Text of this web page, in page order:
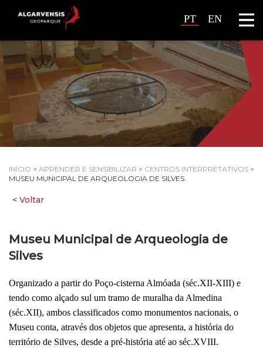
PT EN
INÍCIO > APRENDER E SENSIBILIZAR > CENTROS INTERPRETATIVOS >
MUSEU MUNICIPAL DE ARQUEOLOGIA DE SILVES
Museu Municipal de Arqueologia de
Silves
Organizado a partir do Poço-cisterna Almóada (séc.XII-XIII) e
tendo como alçado sul um tramo de muralha da Almedina
(séc.XII), ambos classificados como monumentos nacionais, o
Museu conta, através dos objetos que apresenta, a história do
território de Silves, desde a pré-história até ao séc.XVIII.